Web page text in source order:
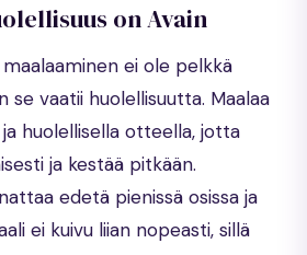
on Avain
ei ole pelkkä
se vaatii huolellisuutta. Maalaa
huolellisella otteella, jotta
ja kestää pitkään.
edetä pienissä osissa ja
ei kuivu liian nopeasti, sillä